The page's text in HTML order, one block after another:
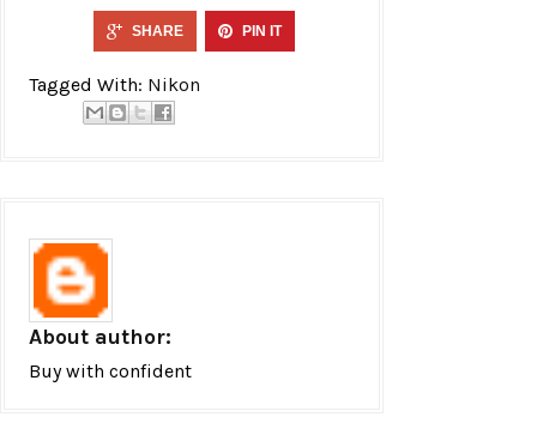
SHARE PIN IT
Tagged With: Nikon
About author:
Buy with confident